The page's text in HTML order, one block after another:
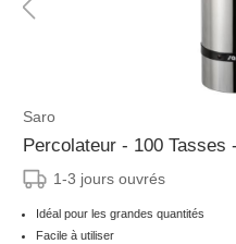
Saro
Percolateur - 100 Tasses
1-3 jours ouvrés
Idéal pour les grandes quantités
Facile à utiliser